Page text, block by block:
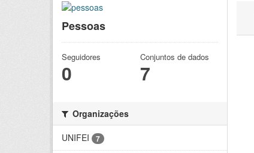
Pessoas
Seguidores
0
Conjuntos de dados
7
Organizações
UNIFEI
7